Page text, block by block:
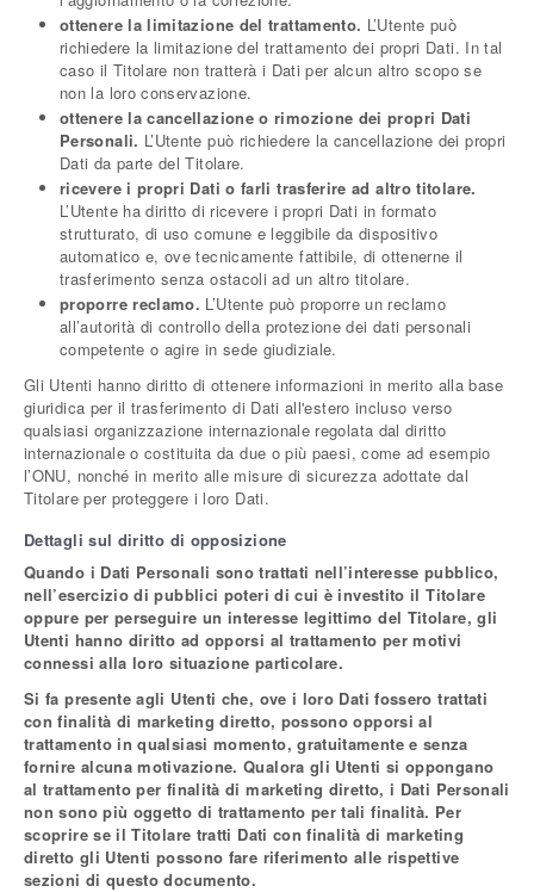
ottenere la limitazione del trattamento. L’Utente può
richiedere la limitazione del trattamento dei propri Dati. In tal
caso il Titolare non tratterà i Dati per alcun altro scopo se
non la loro conservazione.
ottenere la cancellazione o rimozione dei propri Dati
Personali. L’Utente può richiedere la cancellazione dei propri
Dati da parte del Titolare.
ricevere i propri Dati o farli trasferire ad altro titolare.
L’Utente ha diritto di ricevere i propri Dati in formato
strutturato, di uso comune e leggibile da dispositivo
automatico e, ove tecnicamente fattibile, di ottenerne il
trasferimento senza ostacoli ad un altro titolare.
proporre reclamo. L’Utente può proporre un reclamo
all’autorità di controllo della protezione dei dati personali
competente o agire in sede giudiziale.
Gli Utenti hanno diritto di ottenere informazioni in merito alla base
giuridica per il trasferimento di Dati all'estero incluso verso
qualsiasi organizzazione internazionale regolata dal diritto
internazionale o costituita da due o più paesi, come ad esempio
l’ONU, nonché in merito alle misure di sicurezza adottate dal
Titolare per proteggere i loro Dati.
Dettagli sul diritto di opposizione
Quando i Dati Personali sono trattati nell’interesse pubblico,
nell’esercizio di pubblici poteri di cui è investito il Titolare
oppure per perseguire un interesse legittimo del Titolare, gli
Utenti hanno diritto ad opporsi al trattamento per motivi
connessi alla loro situazione particolare.
Si fa presente agli Utenti che, ove i loro Dati fossero trattati
con finalità di marketing diretto, possono opporsi al
trattamento in qualsiasi momento, gratuitamente e senza
fornire alcuna motivazione. Qualora gli Utenti si oppongano
al trattamento per finalità di marketing diretto, i Dati Personali
non sono più oggetto di trattamento per tali finalità. Per
scoprire se il Titolare tratti Dati con finalità di marketing
diretto gli Utenti possono fare riferimento alle rispettive
sezioni di questo documento.